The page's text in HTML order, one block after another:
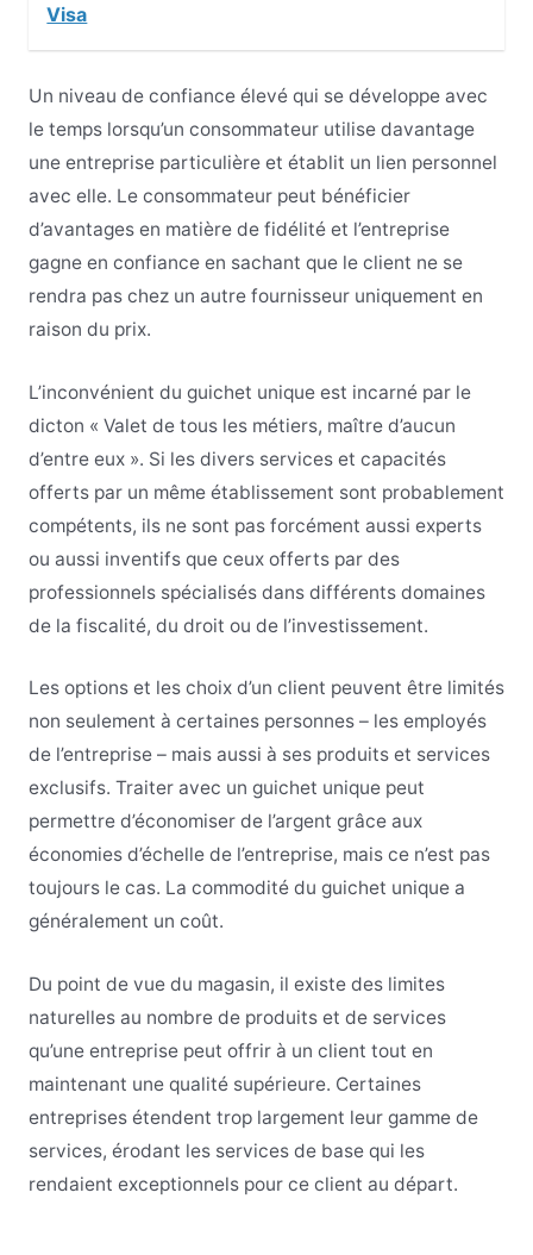
Visa
Un niveau de confiance élevé qui se développe avec
le temps lorsqu’un consommateur utilise davantage
une entreprise particulière et établit un lien personnel
avec elle. Le consommateur peut bénéficier
d’avantages en matière de fidélité et l’entreprise
gagne en confiance en sachant que le client ne se
rendra pas chez un autre fournisseur uniquement en
raison du prix.
L’inconvénient du guichet unique est incarné par le
dicton « Valet de tous les métiers, maître d’aucun
d’entre eux ». Si les divers services et capacités
offerts par un même établissement sont probablement
compétents, ils ne sont pas forcément aussi experts
ou aussi inventifs que ceux offerts par des
professionnels spécialisés dans différents domaines
de la fiscalité, du droit ou de l’investissement.
Les options et les choix d’un client peuvent être limités
non seulement à certaines personnes – les employés
de l’entreprise – mais aussi à ses produits et services
exclusifs. Traiter avec un guichet unique peut
permettre d’économiser de l’argent grâce aux
économies d’échelle de l’entreprise, mais ce n’est pas
toujours le cas. La commodité du guichet unique a
généralement un coût.
Du point de vue du magasin, il existe des limites
naturelles au nombre de produits et de services
qu’une entreprise peut offrir à un client tout en
maintenant une qualité supérieure. Certaines
entreprises étendent trop largement leur gamme de
services, érodant les services de base qui les
rendaient exceptionnels pour ce client au départ.